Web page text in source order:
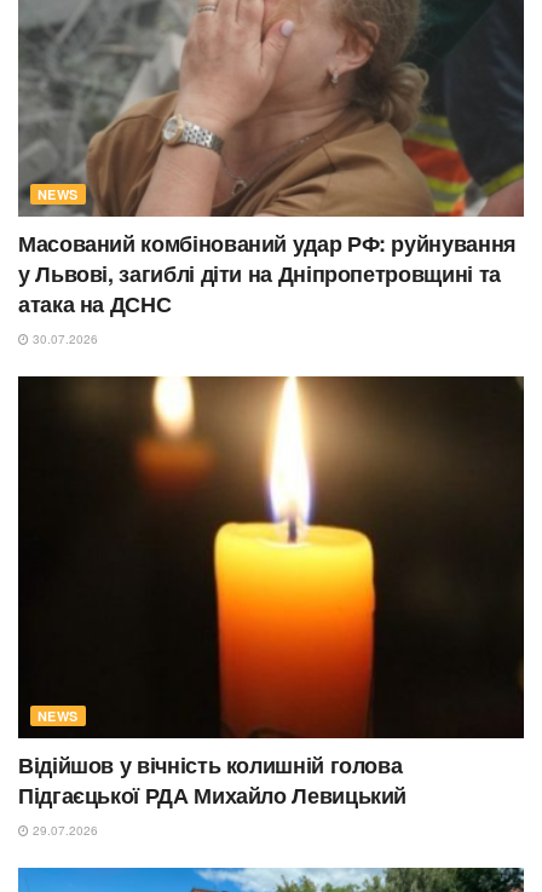
NEWS
Масований комбінований удар РФ: руйнування
у Львові, загиблі діти на Дніпропетровщині та
атака на ДСНС
30.07.2026
NEWS
Відійшов у вічність колишній голова
Підгаєцької РДА Михайло Левицький
29.07.2026